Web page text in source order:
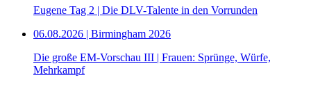
Eugene Tag 2 | Die DLV-Talente in den Vorrunden
06.08.2026 | Birmingham 2026
Die große EM-Vorschau III | Frauen: Sprünge, Würfe,
Mehrkampf